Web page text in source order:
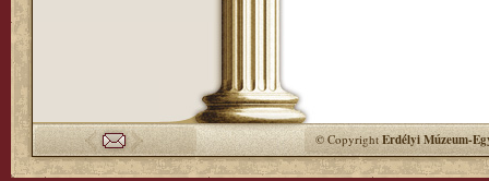
© CopyrightErdélyi Múzeum-